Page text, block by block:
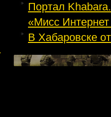
Портал
«Мисс
В Хабаровске